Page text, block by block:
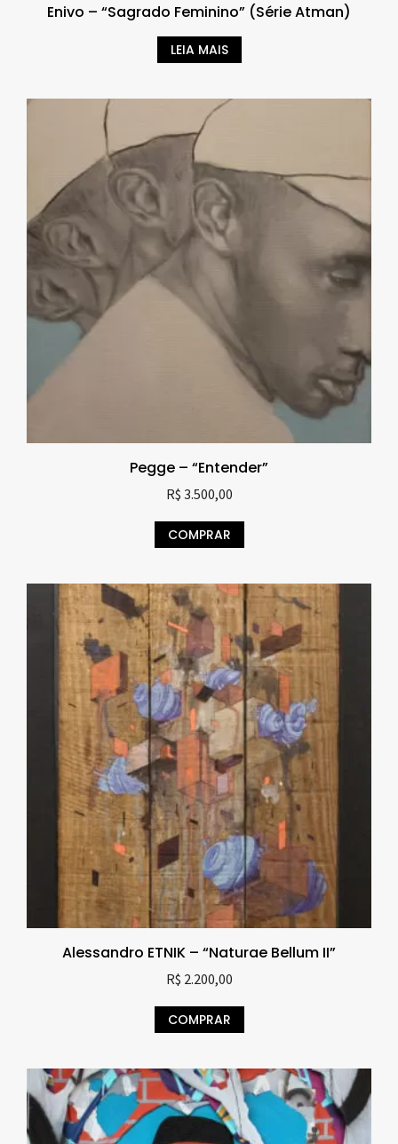
Enivo – “Sagrado Feminino” (Série Atman)
LEIA MAIS
Pegge – “Entender”
R$ 3.500,00
COMPRAR
Alessandro ETNIK – “Naturae Bellum II”
R$ 2.200,00
COMPRAR